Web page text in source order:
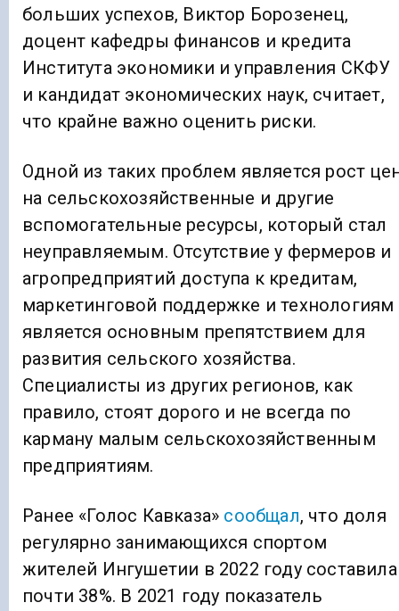
больших успехов, Виктор Борозенец,
доцент кафедры финансов и кредита
Института экономики и управления СКФУ
и кандидат экономических наук, считает,
что крайне важно оценить риски.
Одной из таких проблем является рост
на сельскохозяйственные и другие
вспомогательные ресурсы, который стал
неуправляемым. Отсутствие у фермеров и
агропредприятий доступа к кредитам,
маркетинговой поддержке и технологиям
является основным препятствием для
развития сельского хозяйства.
Специалисты из других регионов, как
правило, стоят дорого и не всегда по
карману малым сельскохозяйственным
предприятиям.
Ранее «Голос Кавказа» сообщал, что доля
регулярно занимающихся спортом
жителей Ингушетии в​ 2022 году составила
почти 38%. В 2021 году показатель